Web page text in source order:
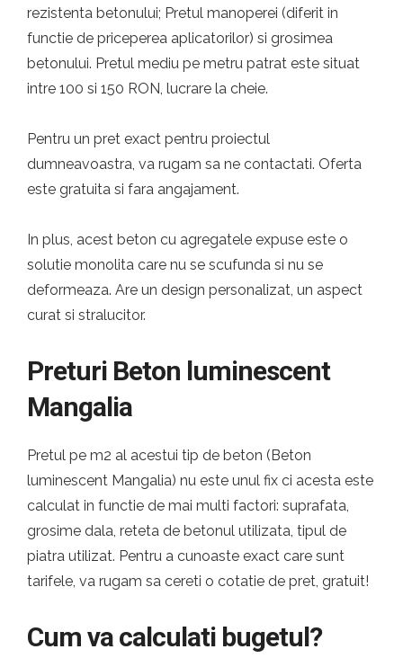
rezistenta betonului; Pretul manoperei (diferit in
functie de priceperea aplicatorilor) si grosimea
betonului. Pretul mediu pe metru patrat este situat
intre 100 si 150 RON, lucrare la cheie.
Pentru un pret exact pentru proiectul
dumneavoastra, va rugam sa ne contactati. Oferta
este gratuita si fara angajament.
In plus, acest beton cu agregatele expuse este o
solutie monolita care nu se scufunda si nu se
deformeaza. Are un design personalizat, un aspect
curat si stralucitor.
Preturi Beton luminescent
Mangalia
Pretul pe m2 al acestui tip de beton (Beton
luminescent Mangalia) nu este unul fix ci acesta este
calculat in functie de mai multi factori: suprafata,
grosime dala, reteta de betonul utilizata, tipul de
piatra utilizat. Pentru a cunoaste exact care sunt
tarifele, va rugam sa cereti o cotatie de pret, gratuit!
Cum va calculati bugetul?